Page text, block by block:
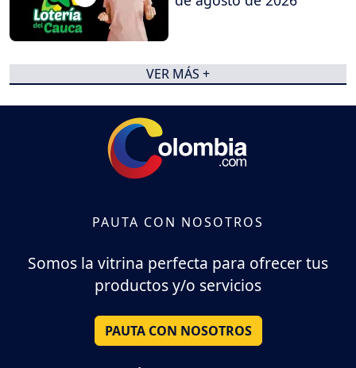
VER MÁS +
PAUTA CON NOSOTROS
Somos la vitrina perfecta para ofrecer tus
productos y/o servicios
PAUTA CON NOSOTROS